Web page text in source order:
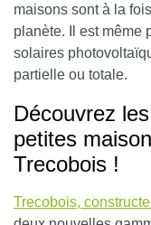
maisons sont à la
planète. Il est même
solaires
partielle ou totale.
Découvrez
petites
Trecobois !
Trecobois,